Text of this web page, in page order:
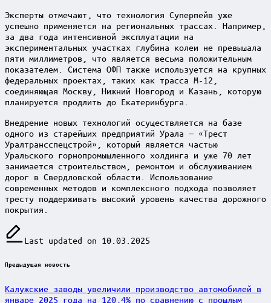
Эксперты отмечают, что технология Суперпейв уже
успешно применяется на региональных трассах. Например,
за два года интенсивной эксплуатации на
экспериментальных участках глубина колеи не превышала
пяти миллиметров, что является весьма положительным
показателем. Система ОФП также используется на крупных
федеральных проектах, таких как трасса М-12,
соединяющая Москву, Нижний Новгород и Казань, которую
планируется продлить до Екатеринбурга.
Внедрение новых технологий осуществляется на базе
одного из старейших предприятий Урала — «Трест
Уралтрансспецстрой», который является частью
Уральского горнопромышленного холдинга и уже 70 лет
занимается строительством, ремонтом и обслуживанием
дорог в Свердловской области. Использование
современных методов и комплексного подхода позволяет
тресту поддерживать высокий уровень качества дорожного
покрытия.
Last updated on 10.03.2025
Post
Предыдущая новость
Калужские заводы увеличили производство автомобилей в
январе 2025 года на 120,4% по сравнению с прошлым